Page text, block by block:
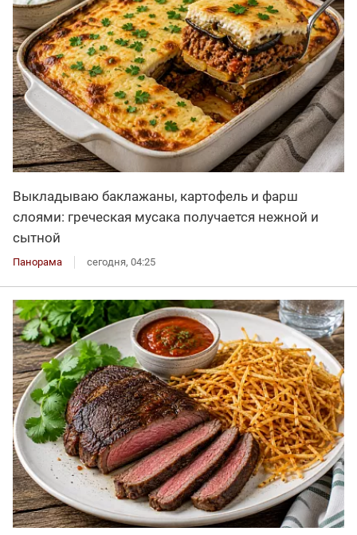
Выкладываю баклажаны, картофель и фарш
слоями: греческая мусака получается нежной и
сытной
Панорама сегодня, 04:25